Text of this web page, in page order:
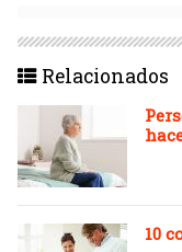
Relacionados
10